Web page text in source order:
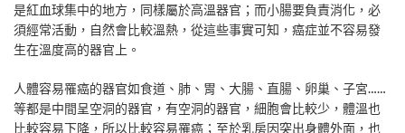
是紅血球集中的地方，同樣屬於高溫器官；而小腸要負責消化，必
須經常活動，自然會比較溫熱，從這些事實可知，癌症並不容易發
生在溫度高的器官上。
人體容易罹癌的器官如食道、肺、胃、大腸、直腸、卵巢、子宮……
等都是中間呈空洞的器官，有空洞的器官，細胞會比較少，體溫也
比較容易下降，所以比較容易罹癌；至於乳房因突出身體外面，也